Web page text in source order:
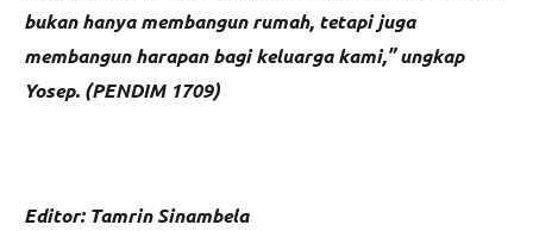
bukan hanya membangun rumah, tetapi juga
membangun harapan bagi keluarga kami,” ungkap
Yosep. (PENDIM 1709)
Editor: Tamrin Sinambela